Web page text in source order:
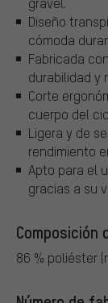
Diseño
cómoda
Fabricada
durabilidad y
Corte
cuerpo del
Ligera y de
rendimiento
Apto para el
gracias a su
Composición
86 % poliéster